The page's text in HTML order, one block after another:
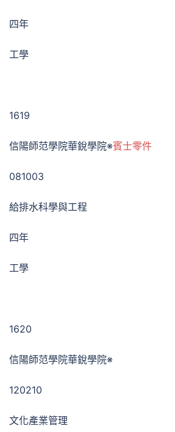
四年
工學
1619
信陽師范學院華銳學院※賓士零件
081003
給排水科學與工程
四年
工學
1620
信陽師范學院華銳學院※
120210
文化產業管理